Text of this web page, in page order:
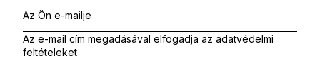
Az e-mail cím megadásával elfogadja az adatvédelmi
feltételeket